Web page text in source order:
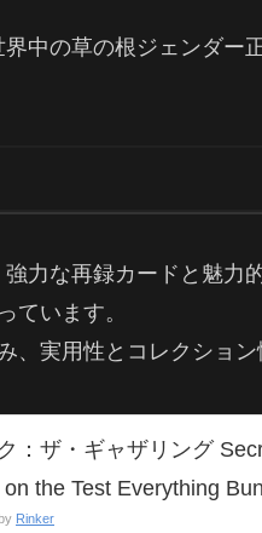
中の草の根ジェンダー
強力な再録カードと魅
ています。
、実用性とコレクション
：ザ・ギャザリング
the Test Everything
Rinker